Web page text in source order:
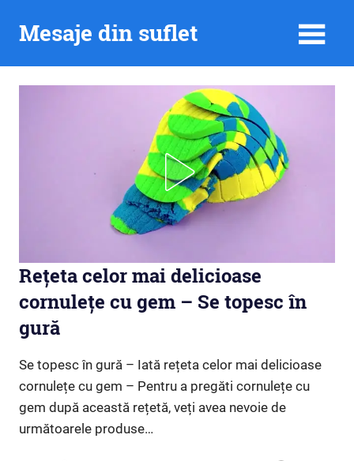
Mesaje din suflet
Rețeta celor mai delicioase
cornulețe cu gem – Se topesc în
gură
Se topesc în gură – Iată rețeta celor mai delicioase
cornulețe cu gem – Pentru a pregăti cornulețe cu
gem după această rețetă, veți avea nevoie de
următoarele produse…